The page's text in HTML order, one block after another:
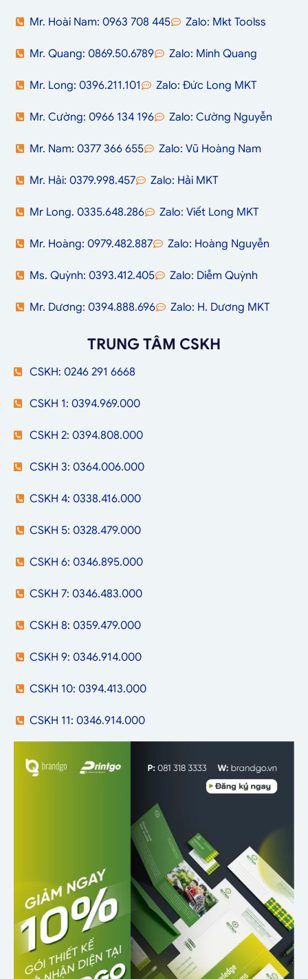
Mr. Hoài Nam: 0963 708 445 Zalo: Mkt Toolss
Mr. Quang: 0869.50.6789 Zalo: Minh Quang
Mr. Long: 0396.211.101 Zalo: Đức Long MKT
Mr. Cường: 0966 134 196 Zalo: Cường Nguyễn
Mr. Nam: 0377 366 655 Zalo: Vũ Hoàng Nam
Mr. Hải: 0379.998.457 Zalo: Hải MKT
Mr Long. 0335.648.286 Zalo: Viết Long MKT
Mr. Hoàng: 0979.482.887 Zalo: Hoàng Nguyễn
Ms. Quỳnh: 0393.412.405 Zalo: Diễm Quỳnh
Mr. Dương: 0394.888.696 Zalo: H. Dương MKT
TRUNG TÂM CSKH
CSKH: 0246 291 6668
CSKH 1: 0394.969.000
CSKH 2: 0394.808.000
CSKH 3: 0364.006.000
CSKH 4: 0338.416.000
CSKH 5: 0328.479.000
CSKH 6: 0346.895.000
CSKH 7: 0346.483.000
CSKH 8: 0359.479.000
CSKH 9: 0346.914.000
CSKH 10: 0394.413.000
CSKH 11: 0346.914.000